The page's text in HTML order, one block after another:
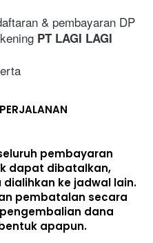
& pembayaran DP
PT LAGI LAGI
pembayaran
dapat dibatalkan,
ke jadwal lain.
pembatalan secara
dana
apapun.